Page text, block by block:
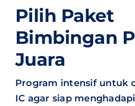
Pilih Paket
Bimbingan
Juara
Program intensif untuk
IC agar siap menghadapi